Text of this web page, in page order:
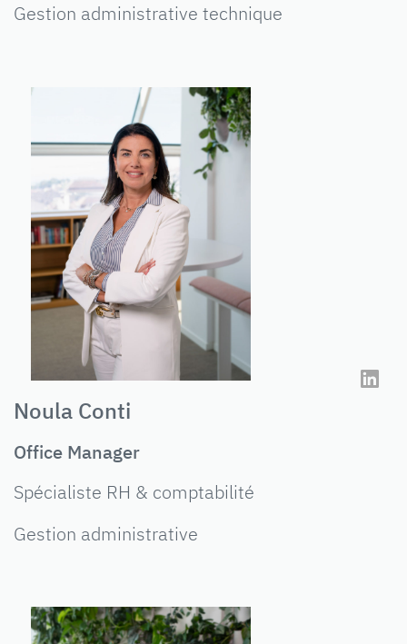
Gestion administrative technique
Noula Conti
Office Manager
Spécialiste RH & comptabilité
Gestion administrative